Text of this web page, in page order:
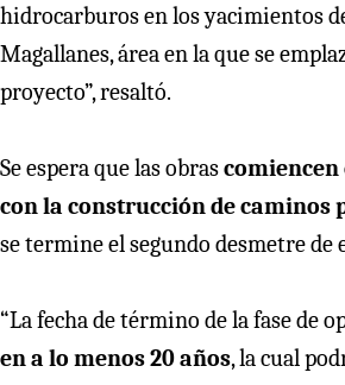
hidrocarburos en los yacimientos
Magallanes, área en la que se
proyecto”, resaltó.
Se espera que las obrascomiencen
con la construcción de caminos
se termine el segundo desmetre de
“La fecha de término de la fase de
en a lo menos 20 años, la cual